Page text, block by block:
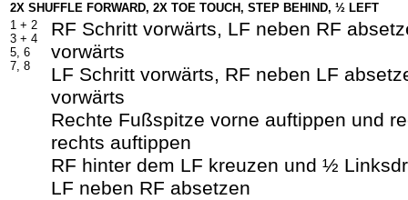
2X SHUFFLE FORWARD, 2X TOE TOUCH, STEP BEHIND, ½ LEFT
1 + 2
3 + 4
5, 6
7, 8
RF Schritt vorwärts, LF neben RF
vorwärts
LF Schritt vorwärts, RF neben LF
vorwärts
Rechte Fußspitze vorne auftippen und
rechts auftippen
RF hinter dem LF kreuzen und ½
LF neben RF absetzen